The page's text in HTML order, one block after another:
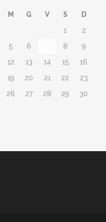
M G V S
D
1
2
5 6 8
9
12 13 14 15
16
19 20 21 22
23
26 27 28 29
30